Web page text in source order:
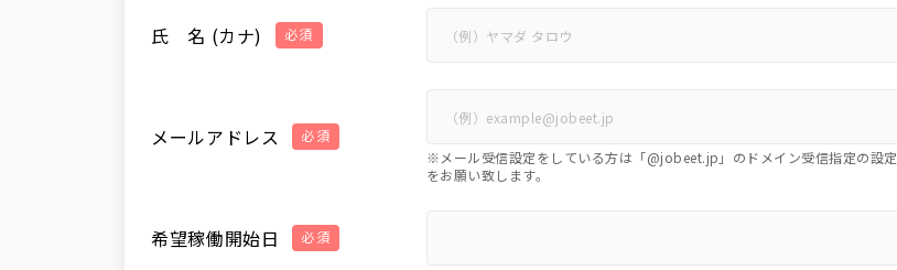
氏 名 (カナ) 必須
メールアドレス
必須
※メール受信設定をしている方は「@jobeet.jp」のドメイン受信指定の設定
をお願い致します。
希望稼働開始日 必須